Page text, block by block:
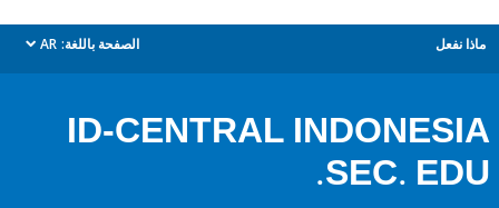
الصفحة باللغة: AR
dropdown
ID-CENTRAL
SEC.